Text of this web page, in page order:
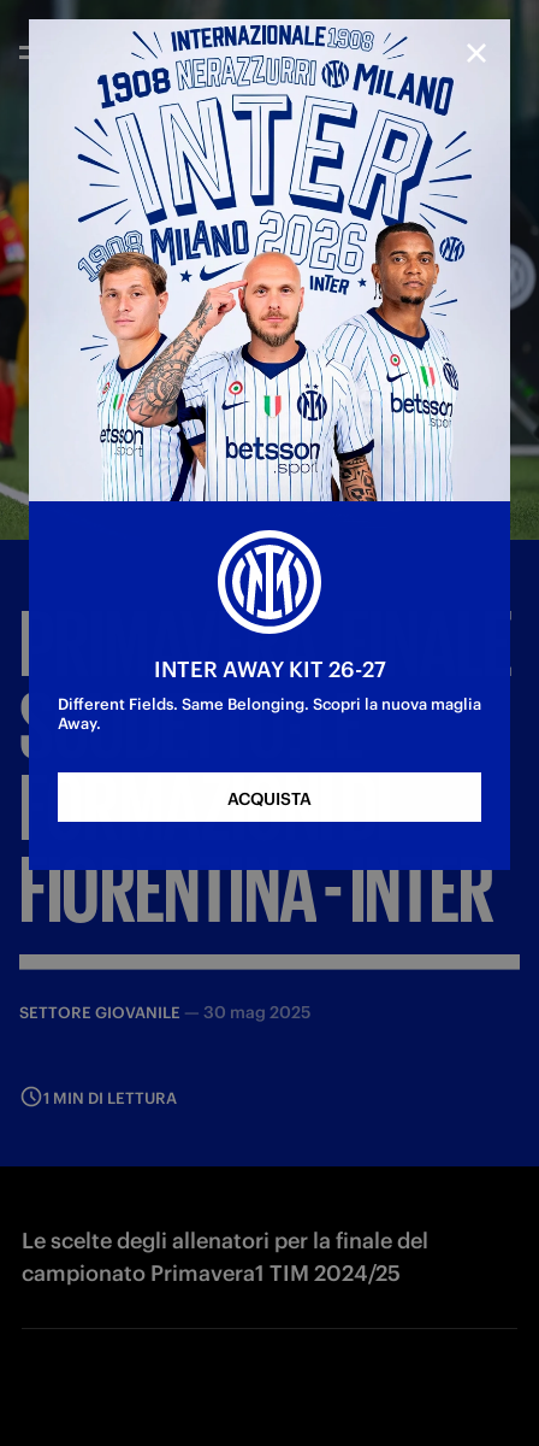
PRIMAVERA,FINALE
SCUDETTO:LE
FORMAZIONIDI
FIORENTINA-INTER
SETTORE GIOVANILE — 30 mag 2025
1 MIN DI LETTURA
Le scelte degli allenatori per la finale del
campionato Primavera1 TIM 2024/25
INTER AWAY KIT 26-27
Different Fields. Same Belonging. Scopri la nuova maglia
Away.
ACQUISTA